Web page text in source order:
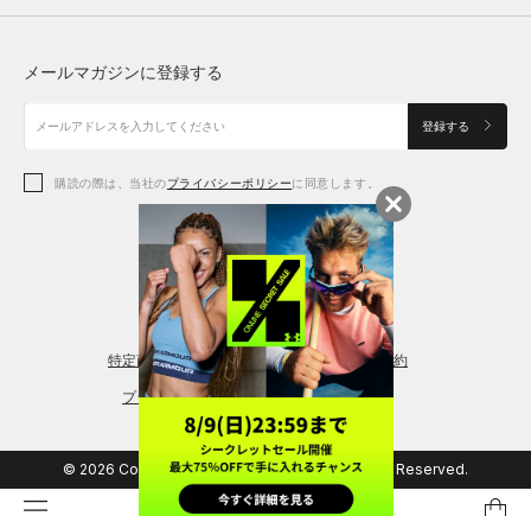
アクセサリー
アクセサリー
シューズ
アクセサリー
レギンス＆タイツ
シューズ
メールマガジンに登録する
登録する
購読の際は、当社のプライバシーポリシーに同意します。
特定商取引法に基づく通販の表記 会員規約
プライバシーポリシー
© 2026 Copyright DOME Corporation. All Rights Reserved.